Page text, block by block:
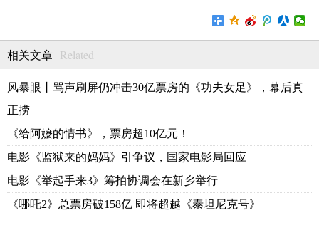
相关文章 Related
风暴眼丨骂声刷屏仍冲击30亿票房的《功夫女足》，幕后真
正捞
《给阿嬷的情书》，票房超10亿元！
电影《监狱来的妈妈》引争议，国家电影局回应
电影《举起手来3》筹拍协调会在新乡举行
《哪吒2》总票房破158亿 即将超越《泰坦尼克号》